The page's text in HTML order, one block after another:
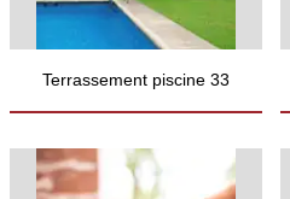
Terrassement piscine 33